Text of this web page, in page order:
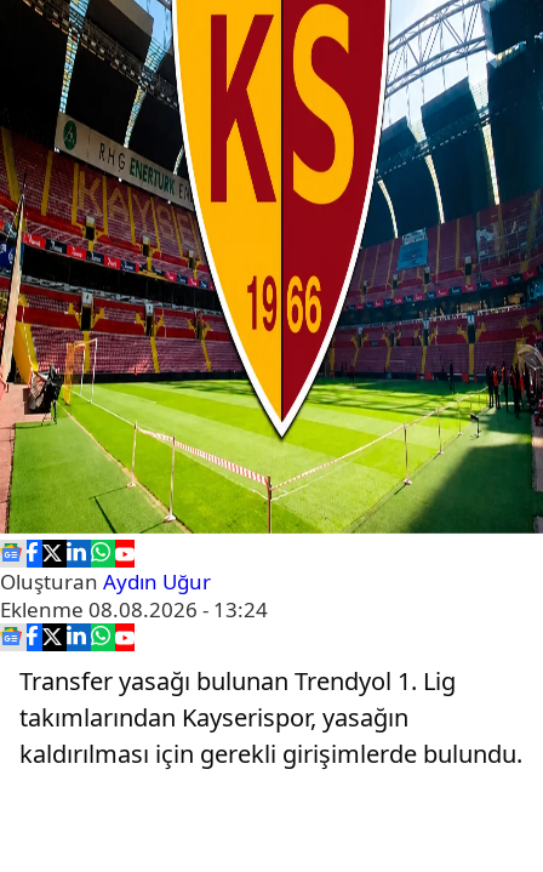
Oluşturan Aydın Uğur
Eklenme 08.08.2026 - 13:24
Transfer yasağı bulunan Trendyol 1. Lig
takımlarından Kayserispor, yasağın
kaldırılması için gerekli girişimlerde bulundu.